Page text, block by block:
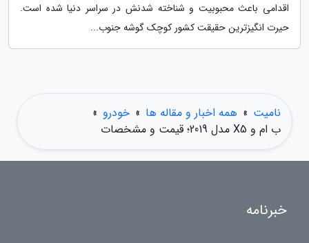
اقدامی باعث محبوبیت و شناخته شدنش در سراسر دنیا شده است.
حیرت انگیزترین حقیقت کشور کوچک گوشه جنوب...
نامیت » همه اخبار و مقاله ها » خودرو »
ب ام و X5 مدل 2019؛ قیمت و مشخصات
خبرنامه